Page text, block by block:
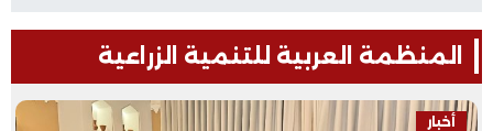
المنظمة العربية للتنمية الزراعية
أخبار